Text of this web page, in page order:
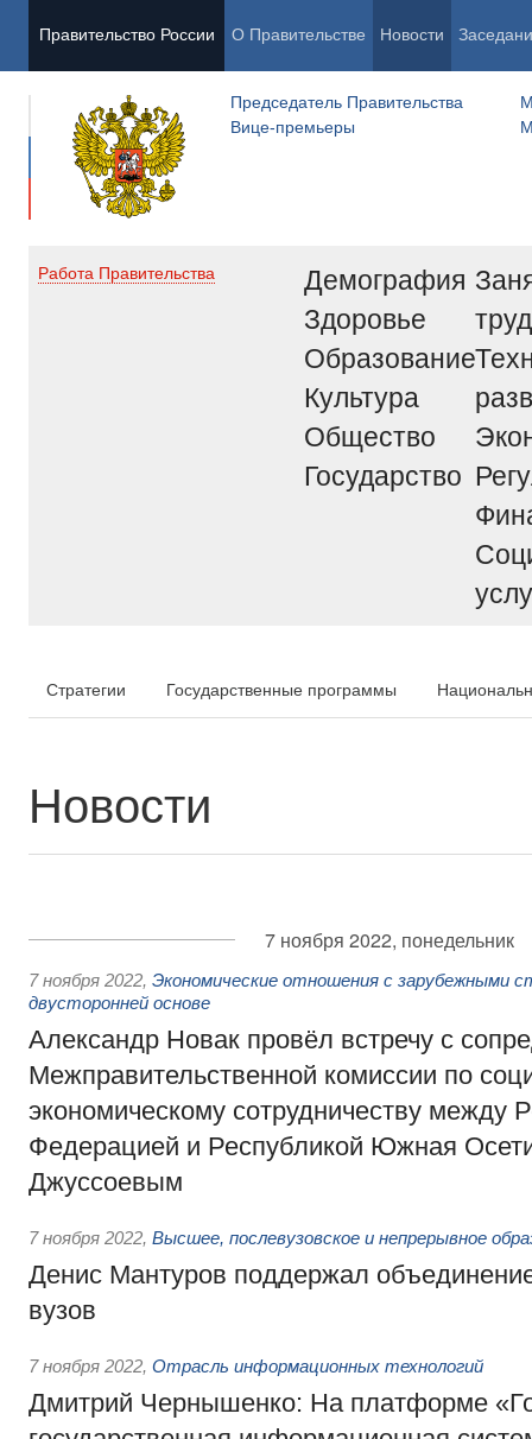
Правительство России О Правительстве Новости
Председатель Правительства
Вице-премьеры
Работа Правительства
Демография
Здоровье
Образование
Культура
Общество
Государство
труд
Стратегии Государственные программы
Новости
7 ноября 2022, понедельник
7 ноября 2022, Экономические отношения с зарубежными
двусторонней основе
Александр Новак провёл встречу с
Межправительственной комиссии по
экономическому сотрудничеству между
Федерацией и Республикой Южная
Джуссоевым
7 ноября 2022, Высшее, послевузовское и непрерывное
Денис Мантуров поддержал
вузов
7 ноября 2022, Отрасль информационных технологий
Дмитрий Чернышенко: На платформе